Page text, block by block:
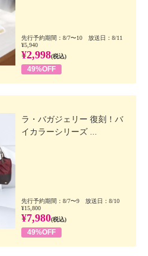
ころに保管してください。
所、直射日光のあたる場所
。
ャップをしめてください。
に洗い流してください。
ているため、まれに澱とな
先行予約期間：8/7〜10 放送日：8/11
¥5,940
¥2,998(税込)
49%OFF
ラ・バガジェリー 復刻！バ
イカラーシリーズ ...
先行予約期間：8/7〜9 放送日：8/10
¥15,800
¥7,980(税込)
49%OFF